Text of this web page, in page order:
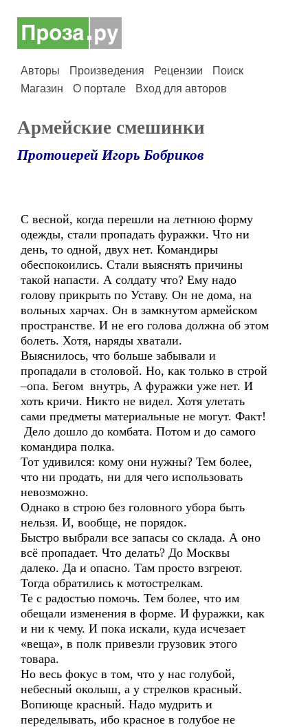
Авторы Произведения Рецензии
Поиск
Магазин
О портале Вход для авторов
Армейские смешинки
Протоиерей Игорь Бобриков
С весной, когда перешли на летнюю форму
одежды, стали пропадать фуражки. Что ни
день, то одной, двух нет. Командиры
обеспокоились. Стали выяснять причины
такой напасти. А солдату что? Ему надо
голову прикрыть по Уставу. Он не дома, на
вольных харчах. Он в замкнутом армейском
пространстве. И не его голова должна об этом
болеть. Хотя, наряды хватали.
Выяснилось, что больше забывали и
пропадали в столовой. Но, как только в строй
–опа. Бегом внутрь, А фуражки уже нет. И
хоть кричи. Никто не видел. Хотя улетать
сами предметы материальные не могут. Факт!
Дело дошло до комбата. Потом и до самого
командира полка.
Тот удивился: кому они нужны? Тем более,
что ни продать, ни для чего использовать
невозможно.
Однако в строю без головного убора быть
нельзя. И, вообще, не порядок.
Быстро выбрали все запасы со склада. А оно
всё пропадает. Что делать? До Москвы
далеко. Да и опасно. Там просто взгреют.
Тогда обратились к мотострелкам.
Те с радостью помочь. Тем более, что им
обещали изменения в форме. И фуражки, как
и ни к чему. И пока искали, куда исчезает
«веща», в полк привезли грузовик этого
товара.
Но весь фокус в том, что у нас голубой,
небесный околыш, а у стрелков красный.
Вопиюще красный. Надо мудрить и
переделывать, ибо красное в голубое не